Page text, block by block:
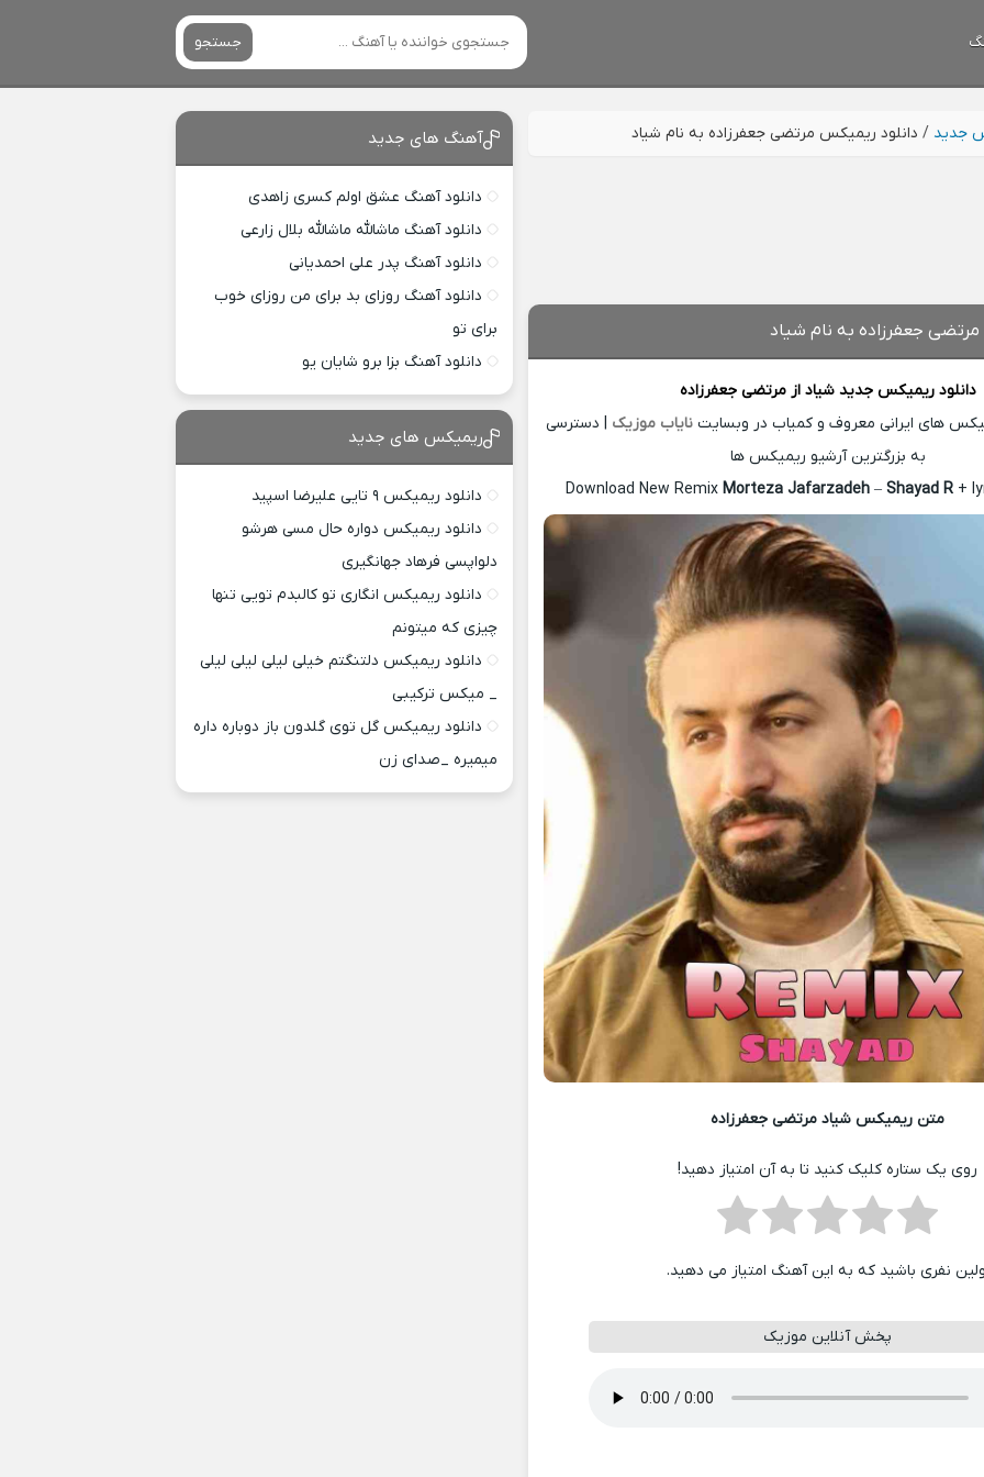
جستجو
جدید / دانلود ریمیکس مرتضی جعفرزاده به نام شیاد
جعفرزاده به نام شیاد
دانلود ریمیکس جدید شیاد ازمرتضی جعفرزاده
های ایرانی معروف و کمیاب در وبسایت نایاب موزیک | دسترسی
به بزرگترین آرشیو ریمیکس ها
Download New Remix Morteza Jafarzadeh– Shayad R+
متن ریمیکس شیاد مرتضی جعفرزاده
روی یک ستاره کلیک کنید تا به آن امتیاز دهید!
نفری باشید که به این آهنگ امتیاز می دهید.
پخش آنلاین موزیک
آهنگ های جدید
دانلود آهنگ عشق اولم کسری زاهدی
دانلود آهنگ ماشالله ماشالله بلال زارعی
دانلود آهنگ پدر علی احمدیانی
دانلود آهنگ روزای بد برای من روزای خوب
برای تو
دانلود آهنگ بزا برو شایان یو
ریمیکس های جدید
دانلود ریمیکس ۹ تایی علیرضا اسپید
دانلود ریمیکس دواره حال مسی هرشو
دلواپسی فرهاد جهانگیری
دانلود ریمیکس انگاری تو کالبدم تویی تنها
چیزی که میتونم
دانلود ریمیکس دلتنگتم خیلی لیلی لیلی لیلی
_ میکس ترکیبی
دانلود ریمیکس گل توی گلدون باز دوباره داره
میمیره _صدای زن